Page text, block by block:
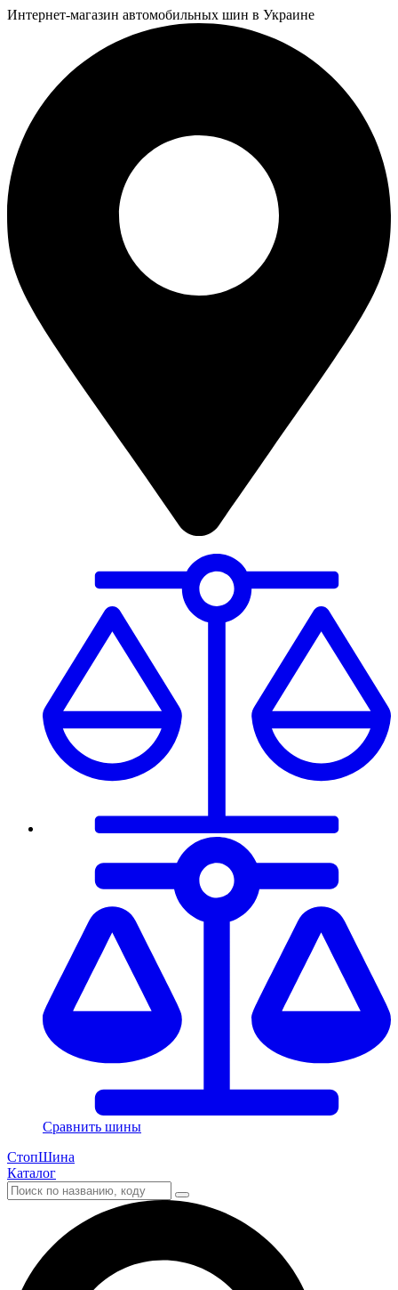
Интернет-магазин автомобильных шин в Украине
Сравнить шины
СтопШина
Каталог